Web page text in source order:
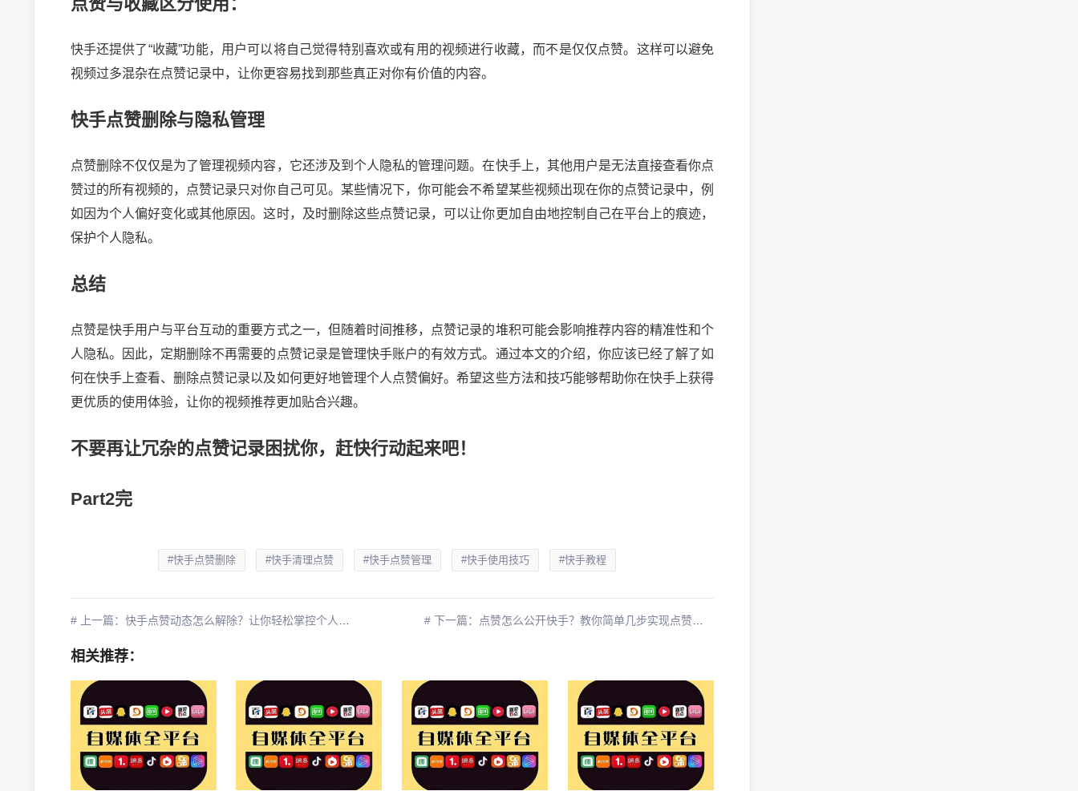
快手还提供了“收藏”功能，用户可以将自己觉得特别喜欢或有用的视频进行收藏，而不是仅仅点赞。这样可以避免
视频过多混杂在点赞记录中，让你更容易找到那些真正对你有价值的内容。
快手点赞删除与隐私管理
点赞删除不仅仅是为了管理视频内容，它还涉及到个人隐私的管理问题。在快手上，其他用户是无法直接查看你点
赞过的所有视频的，点赞记录只对你自己可见。某些情况下，你可能会不希望某些视频出现在你的点赞记录中，例
如因为个人偏好变化或其他原因。这时，及时删除这些点赞记录，可以让你更加自由地控制自己在平台上的痕迹，
保护个人隐私。
总结
点赞是快手用户与平台互动的重要方式之一，但随着时间推移，点赞记录的堆积可能会影响推荐内容的精准性和个
人隐私。因此，定期删除不再需要的点赞记录是管理快手账户的有效方式。通过本文的介绍，你应该已经了解了如
何在快手上查看、删除点赞记录以及如何更好地管理个人点赞偏好。希望这些方法和技巧能够帮助你在快手上获得
更优质的使用体验，让你的视频推荐更加贴合兴趣。
不要再让冗杂的点赞记录困扰你，赶快行动起来吧！
Part2完
#快手点赞删除 #快手清理点赞 #快手点赞管理 #快手使用技巧 #快手教程
# 上一篇：快手点赞动态怎么解除？让你轻松掌控个人隐私的技巧指南 # 下一篇：点赞怎么公开快手？教你简单几步实现点赞可见
相关推荐：